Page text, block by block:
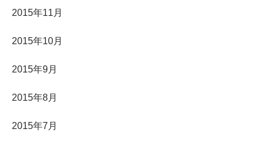
2015年11月
2015年10月
2015年9月
2015年8月
2015年7月